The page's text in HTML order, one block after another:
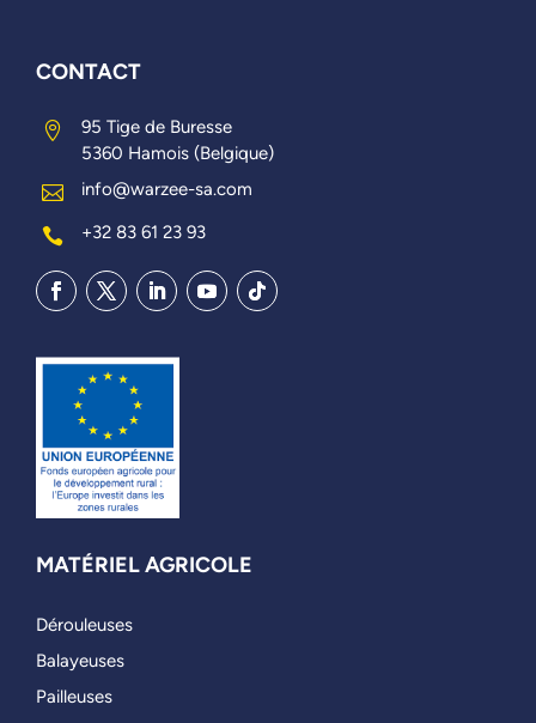
CONTACT

95 Tige de Buresse
5360 Hamois (Belgique)

info@warzee-sa.com
 +32 83 61 23 93
MATÉRIEL AGRICOLE
Dérouleuses
Balayeuses
Pailleuses